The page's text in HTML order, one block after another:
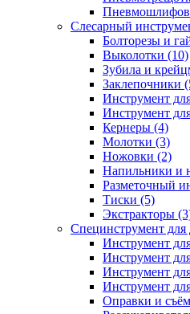
Слесарный
Болторезы и
Выколотки (10)
Зубила и
Заклепочники
Инструмент
Инструмент
Кернеры (4)
Молотки (3)
Ножовки (2)
Напильники и
Разметочный
Тиски (5)
Экстракторы
Специнструмент для
Инструмент
Инструмент
Инструмент
Инструмент
Оправки и